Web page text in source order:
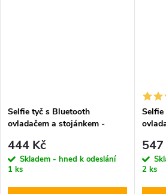
Selfie tyč s Bluetooth
ovladačem a stojánkem -
Stick Tripod
444 Kč
Skladem - hned k odeslání
1 ks
547
2 ks